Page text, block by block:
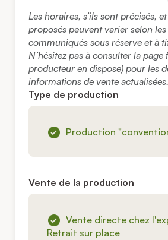
Les horaires, s’ils sont précisés,
proposés peuvent varier selon
communiqués sous réserve et à
N’hésitez pas à consulter la page
producteur en dispose) pour les
informations de vente actualisées.
Type de production
Production
Vente de la production
Vente directe chez
Retrait sur place